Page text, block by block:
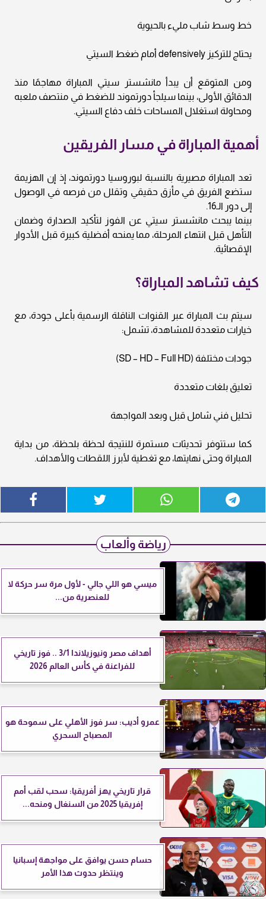
خط وسط شاب مليء بالحيوية
يحتاج للتركيز defensively أمام ضغط السيتي
ومن المتوقع أن يبدأ مانشستر سيتي المباراة مهاجمًا منذ
الدقائق الأولى، بينما سيلجأ دورتموند للضغط في منتصف ملعبه
ومحاولة استغلال المساحات خلف دفاع السيتي.
أهمية المباراة في مسار الفريقين
تعد المباراة مصيرية بالنسبة لبوروسيا دورتموند، إذ إن الهزيمة
ستضع الفريق في مأزق حقيقي وتقلل من فرصه في الوصول
إلى دور الـ16.
بينما يبحث مانشستر سيتي عن الفوز لتأكيد الصدارة وضمان
التأهل قبل انتهاء المرحلة، مما يمنحه أفضلية كبيرة قبل الأدوار
الإقصائية.
كيف تشاهد المباراة؟
سيتم بث المباراة عبر القنوات الناقلة الرسمية بأعلى جودة، مع
خيارات متعددة للمشاهدة، تشمل:
جودات مختلفة (SD – HD – Full HD)
تعليق بلغات متعددة
تحليل فني شامل قبل وبعد المواجهة
كما ستتوفر تحديثات مستمرة للنتيجة لحظة بلحظة، من بداية
المباراة وحتى نهايتها، مع تغطية لأبرز اللقطات والأهداف.
رياضة وألعاب
ميسي هو اللي جالي - لأول مرة سر حركة لا
للعنصرية من...
أهداف مصر ونيوزيلاندا 3/1 .. فوز تاريخي
للفراعنة في كأس العالم 2026
عمرو أديب: سر فوز الأهلي على سموحة هو
المصباح السحري
قرار تاريخي يهز أفريقيا: سحب لقب أمم
إفريقيا 2025 من السنغال ومنحه...
حسام حسن يوافق على مواجهة إسبانيا
وينتظر حدوث هذا الأمر